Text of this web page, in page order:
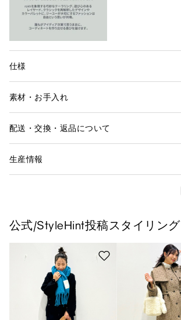
仕様
素材・お手入れ
配送・交換・返品について
生産情報
公式/StyleHint投稿スタイリング